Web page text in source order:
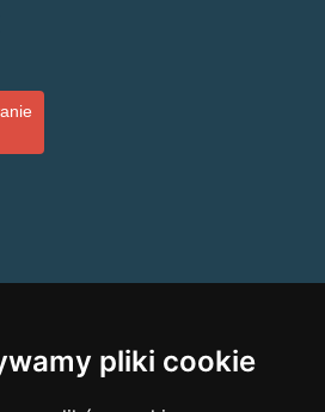
pliki cookie